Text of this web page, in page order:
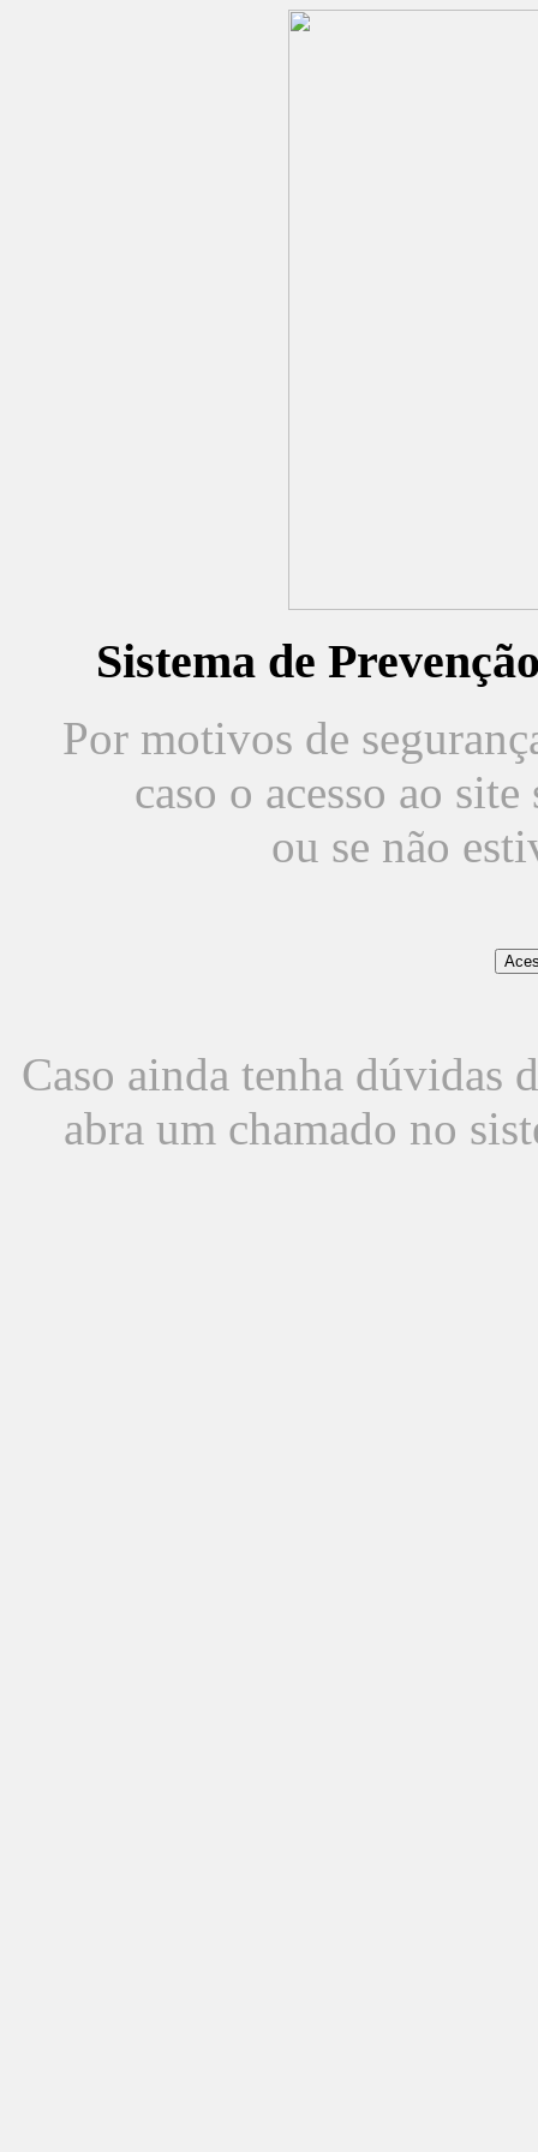
Sistema de
Por motivos de
caso o acesso ao
ou se não
Caso ainda tenha dúvidas
abra um chamado no